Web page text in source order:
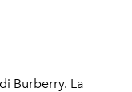
Burberry. La